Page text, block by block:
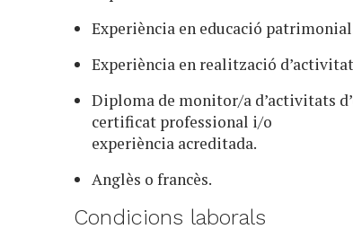
Experiència en educació
Experiència en realització
Diploma de monitor/a d’activitats
certificat professional i/o
experiència acreditada.
Anglès o francès.
Condicions laborals